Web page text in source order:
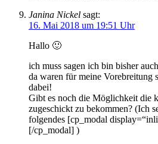
Janina Nickel sagt:
16. Mai 2018 um 19:51 Uhr
Hallo 🙂
ich muss sagen ich bin bisher
da waren für meine Vorebreitung
dabei!
Gibt es noch die Möglichkeit die
zugeschickt zu bekommen? (Ich
folgendes [cp_modal
[/cp_modal] )